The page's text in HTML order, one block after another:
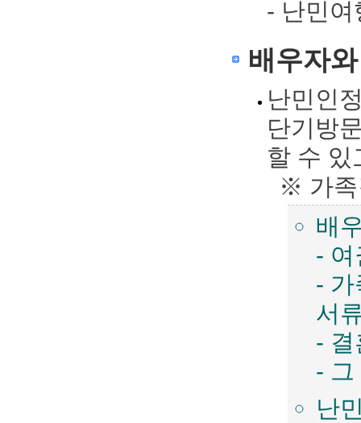
- 난민
배우자
난민인
단기방
할 수 있
※ 가족
배
- 여
- 가
서
- 결
- 그
난